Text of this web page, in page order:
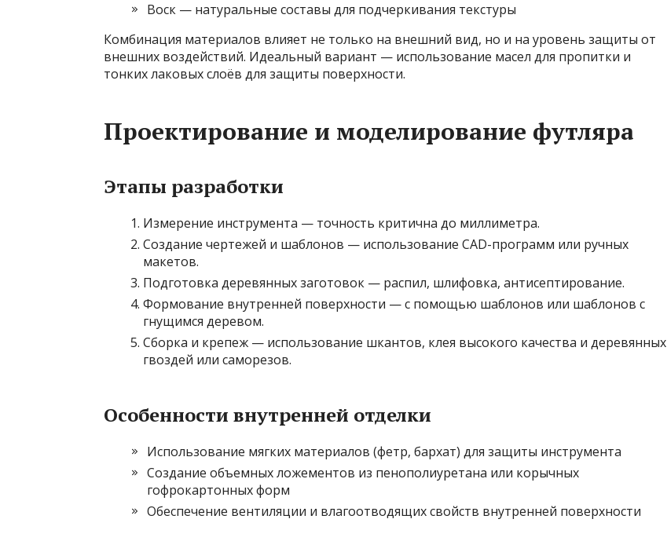
Воск — натуральные составы для подчеркивания текстуры
Комбинация материалов влияет не только на внешний вид, но и на уровень защиты от
внешних воздействий. Идеальный вариант — использование масел для пропитки и
тонких лаковых слоёв для защиты поверхности.
Проектирование и моделирование футляра
Этапы разработки
Измерение инструмента — точность критична до миллиметра.
Создание чертежей и шаблонов — использование CAD-программ или ручных
макетов.
Подготовка деревянных заготовок — распил, шлифовка, антисептирование.
Формование внутренней поверхности — с помощью шаблонов или шаблонов с
гнущимся деревом.
Сборка и крепеж — использование шкантов, клея высокого качества и деревянных
гвоздей или саморезов.
Особенности внутренней отделки
Использование мягких материалов (фетр, бархат) для защиты инструмента
Создание объемных ложементов из пенополиуретана или корычных
гофрокартонных форм
Обеспечение вентиляции и влагоотводящих свойств внутренней поверхности